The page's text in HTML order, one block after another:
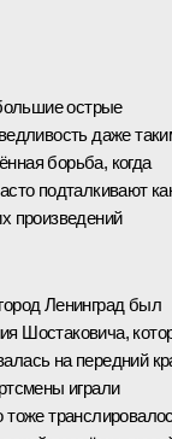
острые
даже
борьба, когда
подталкивают
произведений
Ленинград был
Шостаковича,
на передний
играли